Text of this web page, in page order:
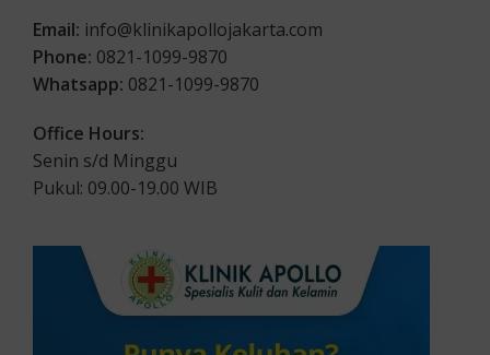
Email: info@klinikapollojakarta.com
Phone: 0821-1099-9870
Whatsapp: 0821-1099-9870
Office Hours:
Senin s/d Minggu
Pukul: 09.00-19.00 WIB